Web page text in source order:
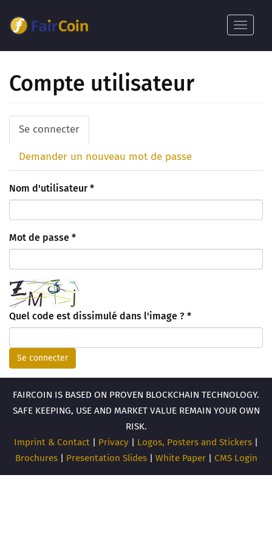
au
Toggle
Compte utilisateur
Onglets
principaux
Se connecter
actif)
Demander un nouveau mot de passe
Nom d'utilisateur*
Mot de passe *
Quel code est dissimulé dans l'image ? *
Se connecter
FAIRCOIN IS BASED ON PROVEN BLOCKCHAIN TECHNOLOGY.
SAFE KEEPING, USE AND MARKET VALUE REMAIN YOUR OWN
RISK.
Imprint & Contact | Privacy | Logos, Posters and Stickers |
Brochures| Presentation Slides| White Paper| CMS Login